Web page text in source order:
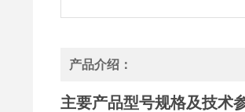
产品介绍：
主要产品型号规格及技术